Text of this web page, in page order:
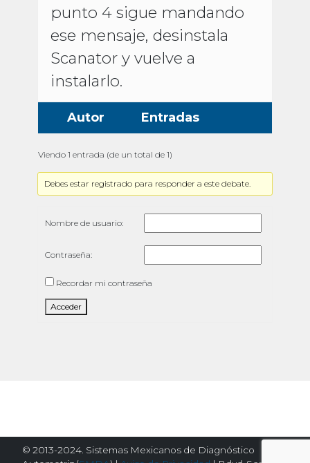
punto 4 sigue mandando
ese mensaje, desinstala
Scanator y vuelve a
instalarlo.
Autor Entradas
Viendo 1 entrada (de un total de 1)
Debes estar registrado para responder a este debate.
Nombre de usuario:
Contraseña:
Recordar mi contraseña
Acceder
© 2013-2024. Sistemas Mexicanos de Diagnóstico